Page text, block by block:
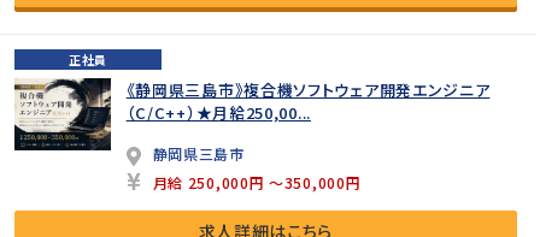
正社員
《静岡県三島市》複合機ソフトウェア開発エンジニア
（C/C++）★月給250,00...
静岡県三島市
月給 250,000円 ～350,000円
求人詳細はこちら